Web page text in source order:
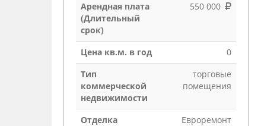
Арендная плата
(Длительный
срок)
550 000
Цена кв.м. в год
0
Тип
коммерческой
недвижимости
торговые
помещения
Отделка
Евроремонт